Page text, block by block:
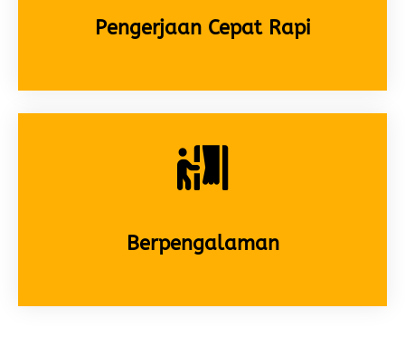
Pengerjaan Cepat Rapi
Berpengalaman